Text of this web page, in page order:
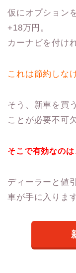
仮にオプション
+18万円。
カーナビを付け
これは節約しな
そう、新車を買
ことが必要不可
そこで有効なのは
ディーラーと値
車が手に入ります